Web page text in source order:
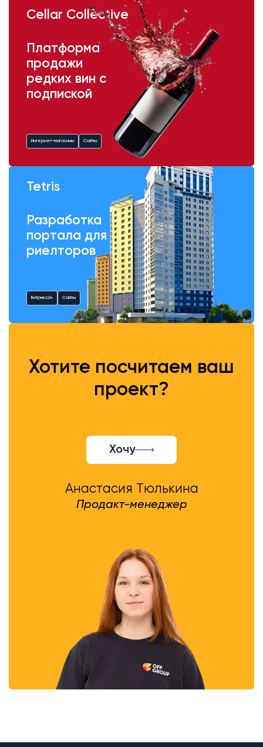
Cellar Collective
Платформа
продажи
редких вин с
подпиской
Интернет-магазины Сайты
Tetris
Разработка
портала для
риелторов
Битрикс24 Сайты
Хотите посчитаем ваш
проект?
Хочу
Анастасия Тюлькина
Продакт-менеджер